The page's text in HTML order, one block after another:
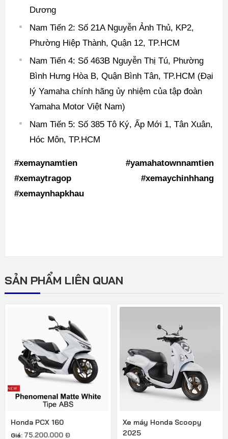
Dương
Nam Tiến 2: Số 21A Nguyễn Ảnh Thủ, KP2,
Phường Hiệp Thành, Quận 12, TP.HCM
Nam Tiến 4: Số 463B Nguyễn Thị Tú, Phường
Bình Hưng Hòa B, Quận Bình Tân, TP.HCM (Đại
lý Yamaha chính hãng ủy nhiệm của tập đoàn
Yamaha Motor Việt Nam)
Nam Tiến 5: Số 385 Tô Ký, Ấp Mới 1, Tân Xuân,
Hóc Môn, TP.HCM
#xemaynamtien #yamahatownnamtien
#xemaytragop #xemaychinhhang
#xemaynhapkhau
SẢN PHẨM LIÊN QUAN
Honda PCX 160
Giá: 75.200.000 Đ
Xe máy Honda Scoopy
2025